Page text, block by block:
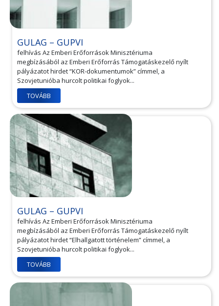
GULAG – GUPVI
felhívás Az Emberi Erőforrások Minisztériuma
megbízásából az Emberi Erőforrás Támogatáskezelő nyílt
pályázatot hirdet “KOR-dokumentumok” címmel, a
Szovjetunióba hurcolt politikai foglyok...
TOVÁBB
GULAG – GUPVI
felhívás Az Emberi Erőforrások Minisztériuma
megbízásából az Emberi Erőforrás Támogatáskezelő nyílt
pályázatot hirdet “Elhallgatott történelem” címmel, a
Szovjetunióba hurcolt politikai foglyok...
TOVÁBB